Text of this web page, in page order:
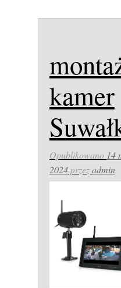
kamer
Opublikowano 14
2024przezadmin